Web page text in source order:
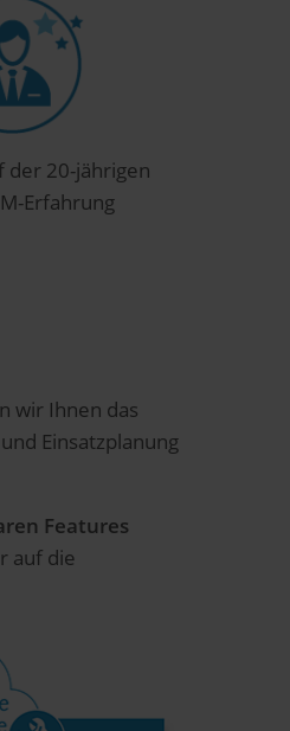
der 20-jährigen
Erfahrung
wir Ihnen das
Einsatzplanung
Features
auf die